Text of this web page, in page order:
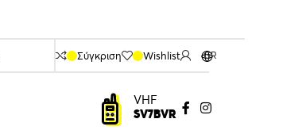
Σύγκριση Wishlist GR
VHF
SV7BVR